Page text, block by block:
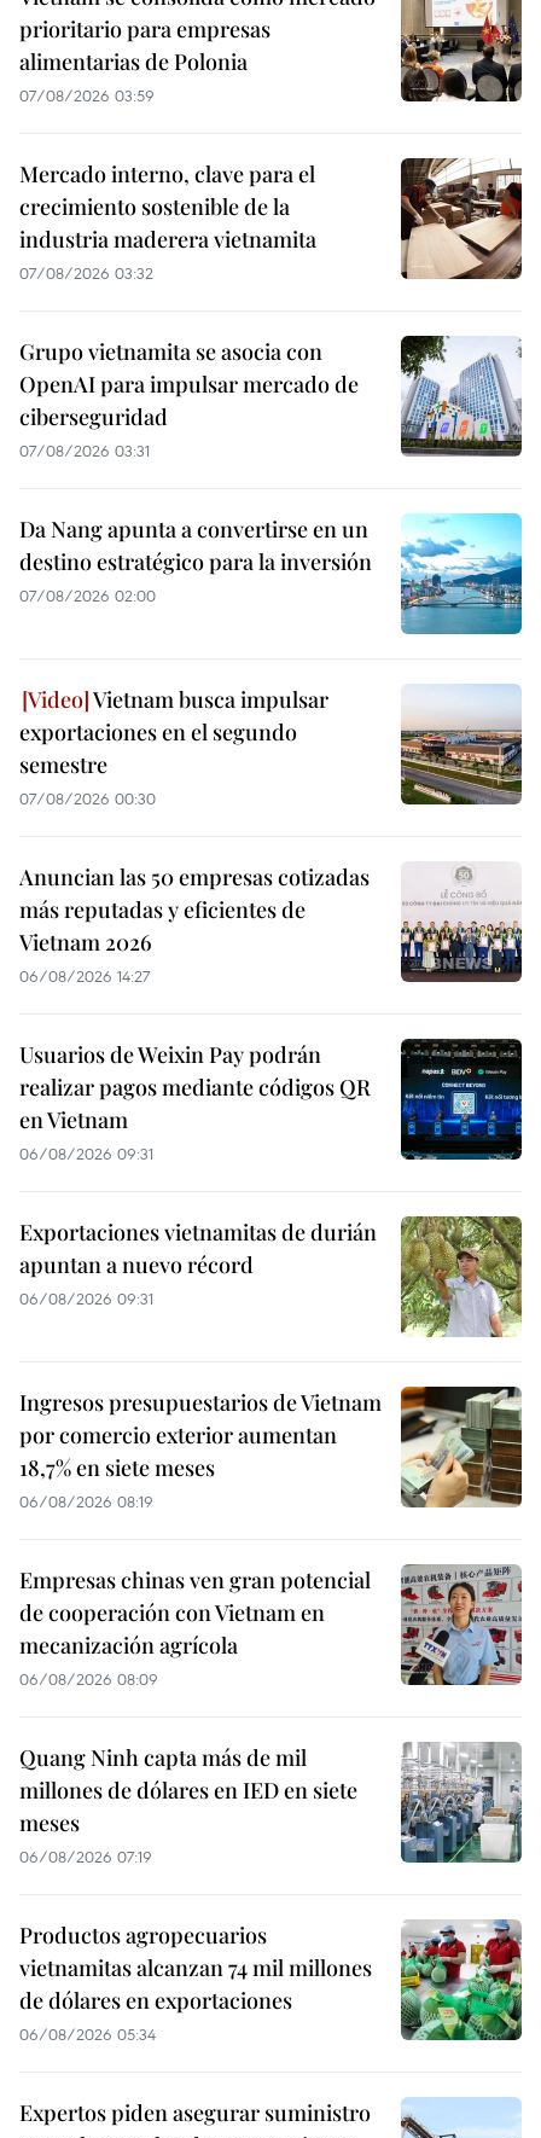
prioritario para empresas
alimentarias de Polonia
07/08/2026 03:59
Mercado interno, clave para el
crecimiento sostenible de la
industria maderera vietnamita
07/08/2026 03:32
Grupo vietnamita se asocia con
OpenAI para impulsar mercado de
ciberseguridad
07/08/2026 03:31
Da Nang apunta a convertirse en un
destino estratégico para la inversión
07/08/2026 02:00
Vietnam busca impulsar
exportaciones en el segundo
semestre
07/08/2026 00:30
Anuncian las 50 empresas cotizadas
más reputadas y eficientes de
Vietnam 2026
06/08/2026 14:27
Usuarios de Weixin Pay podrán
realizar pagos mediante códigos QR
en Vietnam
06/08/2026 09:31
Exportaciones vietnamitas de durián
apuntan a nuevo récord
06/08/2026 09:31
Ingresos presupuestarios de Vietnam
por comercio exterior aumentan
18,7% en siete meses
06/08/2026 08:19
Empresas chinas ven gran potencial
de cooperación con Vietnam en
mecanización agrícola
06/08/2026 08:09
Quang Ninh capta más de mil
millones de dólares en IED en siete
meses
06/08/2026 07:19
Productos agropecuarios
vietnamitas alcanzan 74 mil millones
de dólares en exportaciones
06/08/2026 05:34
Expertos piden asegurar suministro